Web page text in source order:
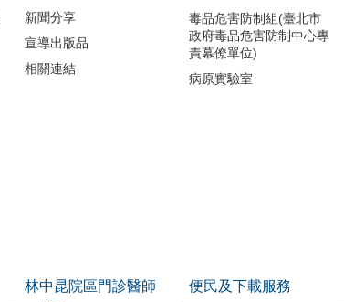
新聞分享
宣導出版品
相關連結
毒品危害防制組(臺北市
政府毒品危害防制中心專
責幕僚單位)
病原實驗室
林中昆院區門診醫師
便民及下載服務